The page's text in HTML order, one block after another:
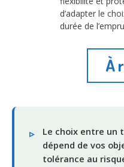
d’adapter le
durée de
À
Le choix entre un
dépend de vos
tolérance au